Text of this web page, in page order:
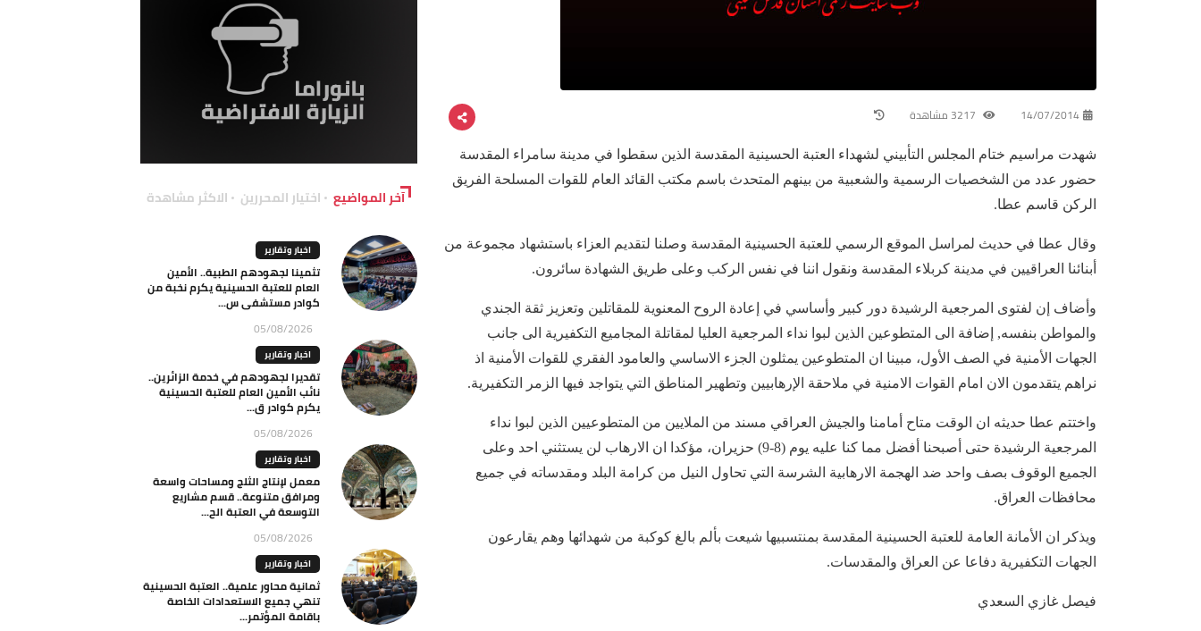
14/07/2014
شهدت مراسيم ختام المجلس التأبيني لشهداء العتبة الحسينية المقدسة الذين سقطوا في مدينة سامراء المقدسة
حضور عدد من الشخصيات الرسمية والشعبية من بينهم المتحدث باسم مكتب القائد العام للقوات المسلحة الفريق
الركن قاسم عطا.
وقال عطا في حديث لمراسل الموقع الرسمي للعتبة الحسينية المقدسة وصلنا لتقديم العزاء باستشهاد مجموعة من
أبنائنا العراقيين في مدينة كربلاء المقدسة ونقول اننا في نفس الركب وعلى طريق الشهادة سائرون.
وأضاف إن لفتوى المرجعية الرشيدة دور كبير وأساسي في إعادة الروح المعنوية للمقاتلين وتعزيز ثقة الجندي
والمواطن بنفسه, إضافة الى المتطوعين الذين لبوا نداء المرجعية العليا لمقاتلة المجاميع التكفيرية الى جانب
الجهات الأمنية في الصف الأول، مبينا ان المتطوعين يمثلون الجزء الاساسي والعامود الفقري للقوات الأمنية اذ
نراهم يتقدمون الان امام القوات الامنية في ملاحقة الإرهابيين وتطهير المناطق التي يتواجد فيها الزمر التكفيرية.
واختتم عطا حديثه ان الوقت متاح أمامنا والجيش العراقي مسند من الملايين من المتطوعيين الذين لبوا نداء
المرجعية الرشيدة حتى أصبحنا أفضل مما كنا عليه يوم (8-9) حزيران، مؤكدا ان الارهاب لن يستثني احد وعلى
الجميع الوقوف بصف واحد ضد الهجمة الارهابية الشرسة التي تحاول النيل من كرامة البلد ومقدساته في جميع
محافظات العراق.
ويذكر ان الأمانة العامة للعتبة الحسينية المقدسة بمنتسبيها شيعت بألم بالغ كوكبة من شهدائها وهم يقارعون
الجهات التكفيرية دفاعا عن العراق والمقدسات.
فيصل غازي السعدي
آخر المواضيع اختيار المحررين الاكثر مشاهدة
اخبار وتقارير
تثمينا لجهودهم الطبية.. الأمين
العام للعتبة الحسينية يكرم نخبة من
كوادر مستشفى س...
05/08/2026
اخبار وتقارير
تقديرا لجهودهم في خدمة الزائرين..
نائب الأمين العام للعتبة الحسينية
يكرم كوادر ق...
05/08/2026
اخبار وتقارير
معمل لإنتاج الثلج ومساحات واسعة
ومرافق متنوعة.. قسم مشاريع
التوسعة في العتبة الح...
05/08/2026
اخبار وتقارير
ثمانية محاور علمية.. العتبة الحسينية
تنهي جميع الاستعدادات الخاصة
باقامة المؤتمر...